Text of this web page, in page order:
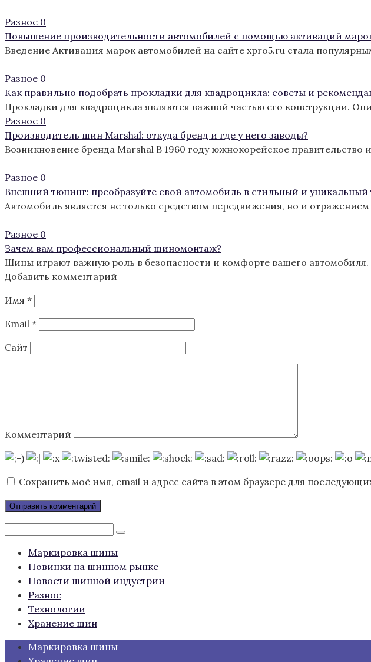
Разное 0
Повышение производительности автомобилей с помощью активаций
Введение Активация марок автомобилей на сайте xpro5.ru стала
Разное 0
Как правильно подобрать прокладки для квадроцикла: советы и
Прокладки для квадроцикла являются важной частью его конструкции.
Разное 0
Производитель шин Marshal: откуда бренд и где у него заводы?
Возникновение бренда Marshal В 1960 году южнокорейское правительство
Разное 0
Внешний тюнинг: преобразуйте свой автомобиль в стильный и уникальный
Автомобиль является не только средством передвижения, но и
Разное 0
Зачем вам профессиональный шиномонтаж?
Шины играют важную роль в безопасности и комфорте вашего автомобиля.
Добавить комментарий
Имя *
Email *
Сайт
Комментарий
Сохранить моё имя, email и адрес сайта в этом браузере для
Поиск:
Маркировка шины
Новинки на шинном рынке
Новости шинной индустрии
Разное
Технологии
Хранение шин
Маркировка шины